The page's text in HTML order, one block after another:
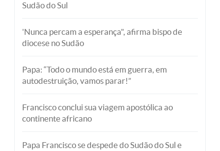
Sudão do Sul
'Nunca percam a esperança", afirma bispo de
diocese no Sudão
Papa: “Todo o mundo está em guerra, em
autodestruição, vamos parar!”
Francisco conclui sua viagem apostólica ao
continente africano
Papa Francisco se despede do Sudão do Sul e